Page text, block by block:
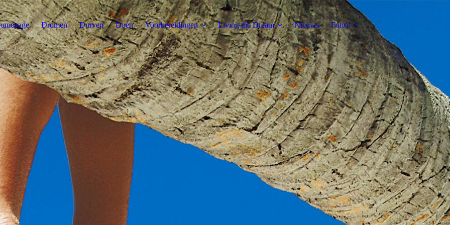
Dromen Durven Doen Voorbereidingen Living the Dream Nieuws Foto's